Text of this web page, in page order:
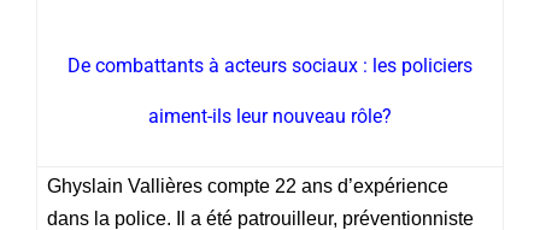
De combattants à acteurs sociaux : les policiers
aiment-ils leur nouveau rôle?
Ghyslain Vallières compte 22 ans d’expérience
dans la police. Il a été patrouilleur, préventionniste